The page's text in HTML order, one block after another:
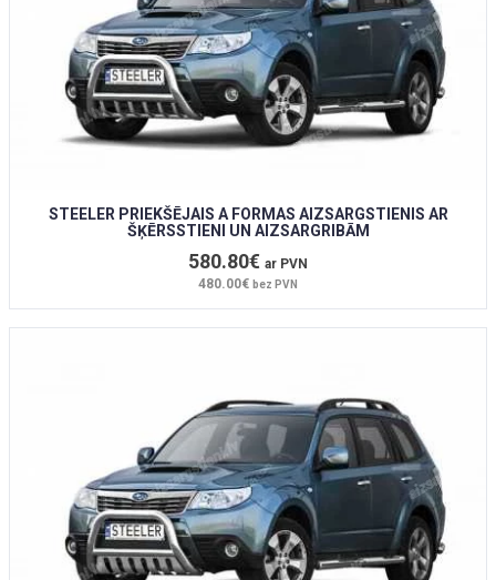
STEELER PRIEKŠĒJAIS A FORMAS AIZSARGSTIENIS AR
ŠĶĒRSSTIENI UN AIZSARGRIBĀM
580.80€ ar PVN
480.00€ bez PVN